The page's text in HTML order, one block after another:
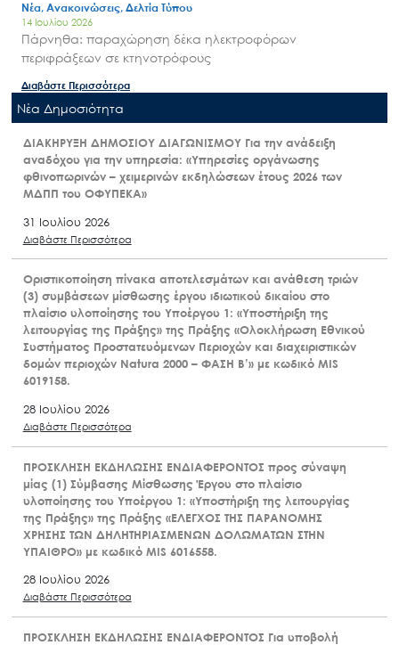
Νέα, Ανακοινώσεις, Δελτία Τύπου
14 Ιουλίου 2026
Πάρνηθα: παραχώρηση δέκα ηλεκτροφόρων
περιφράξεων σε κτηνοτρόφους
Διαβάστε Περισσότερα
Nέα Δημοσιότητα
ΔΙΑΚΗΡΥΞΗ ΔΗΜΟΣΙΟΥ ΔΙΑΓΩΝΙΣΜΟΥ Για την ανάδειξη
αναδόχου για την υπηρεσία: «Υπηρεσίες οργάνωσης
φθινοπωρινών – χειμερινών εκδηλώσεων έτους 2026 των
ΜΔΠΠ του ΟΦΥΠΕΚΑ»
31 Ιουλίου 2026
Διαβάστε Περισσότερα
Οριστικοποίηση πίνακα αποτελεσμάτων και ανάθεση τριών
(3) συμβάσεων μίσθωσης έργου ιδιωτικού δικαίου στο
πλαίσιο υλοποίησης του Υποέργου 1: «Υποστήριξη της
λειτουργίας της Πράξης» της Πράξης «Ολοκλήρωση Εθνικού
Συστήματος Προστατευόμενων Περιοχών και διαχειριστικών
δομών περιοχών Natura 2000 – ΦΑΣΗ Β’» με κωδικό MIS
6019158.
28 Ιουλίου 2026
Διαβάστε Περισσότερα
ΠΡΟΣΚΛΗΣΗ ΕΚΔΗΛΩΣΗΣ ΕΝΔΙΑΦΕΡΟΝΤΟΣ προς σύναψη
μίας (1) Σύμβασης Μίσθωσης Έργου στο πλαίσιο
υλοποίησης του Υποέργου 1: «Υποστήριξη της λειτουργίας
της Πράξης» της Πράξης «ΕΛΕΓΧΟΣ ΤΗΣ ΠΑΡΑΝΟΜΗΣ
ΧΡΗΣΗΣ ΤΩΝ ΔΗΛΗΤΗΡΙΑΣΜΕΝΩΝ ΔΟΛΩΜΑΤΩΝ ΣΤΗΝ
ΥΠΑΙΘΡΟ» με κωδικό MIS 6016558.
28 Ιουλίου 2026
Διαβάστε Περισσότερα
ΠΡΟΣΚΛΗΣΗ ΕΚΔΗΛΩΣΗΣ ΕΝΔΙΑΦΕΡΟΝΤΟΣ Για υποβολή